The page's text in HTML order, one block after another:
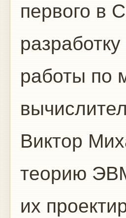
первого в
работы по
Виктор
теорию
их